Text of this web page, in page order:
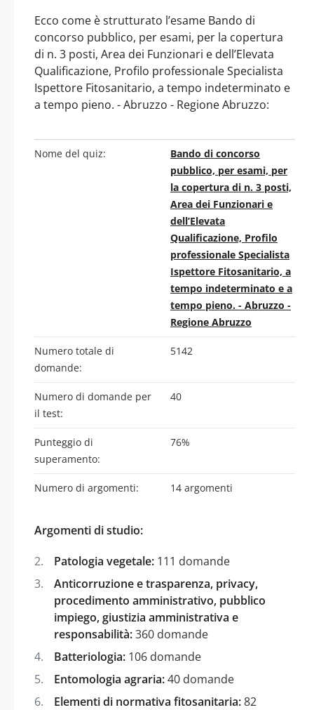
Ecco come è strutturato l’esame Bando di
concorso pubblico, per esami, per la copertura
di n. 3 posti, Area dei Funzionari e dell’Elevata
Qualificazione, Profilo professionale Specialista
Ispettore Fitosanitario, a tempo indeterminato e
a tempo pieno. - Abruzzo - Regione Abruzzo:
Nome del quiz:
Bando di concorso
pubblico, per esami, per
la copertura di n. 3 posti,
Area dei Funzionari e
dell’Elevata
Qualificazione, Profilo
professionale Specialista
Ispettore Fitosanitario, a
tempo indeterminato e a
tempo pieno. - Abruzzo -
Regione Abruzzo
Numero totale di
domande:
5142
Numero di domande per
il test:
40
Punteggio di
superamento:
76%
Numero di argomenti: 14 argomenti
Argomenti di studio:
Patologia vegetale: 111 domande
Anticorruzione e trasparenza, privacy,
procedimento amministrativo, pubblico
impiego, giustizia amministrativa e
responsabilità:360 domande
Batteriologia: 106 domande
Entomologia agraria:40 domande
Elementi di normativa fitosanitaria:82